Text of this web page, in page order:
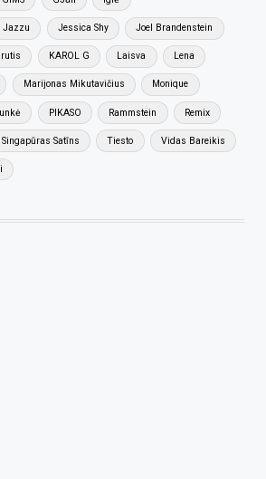
Jazzu Jessica Shy Joel Brandenstein
KAROL G Laisva Lena
Marijonas Mikutavičius Monique
PIKASO Rammstein Remix
Singapūras Satīns Tiesto Vidas Bareikis